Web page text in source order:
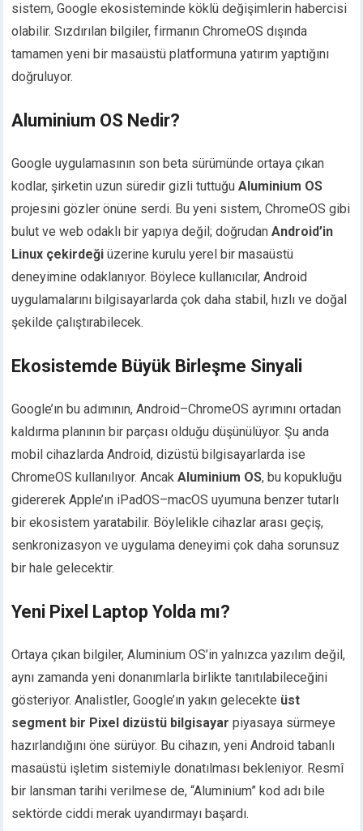
sistem, Google ekosisteminde köklü değişimlerin habercisi
olabilir. Sızdırılan bilgiler, firmanın ChromeOS dışında
tamamen yeni bir masaüstü platformuna yatırım yaptığını
doğruluyor.
Aluminium OS Nedir?
Google uygulamasının son beta sürümünde ortaya çıkan
kodlar, şirketin uzun süredir gizli tuttuğuAluminium OS
projesini gözler önüne serdi. Bu yeni sistem, ChromeOS gibi
bulut ve web odaklı bir yapıya değil; doğrudanAndroid’in
Linux çekirdeği üzerine kurulu yerel bir masaüstü
deneyimine odaklanıyor. Böylece kullanıcılar, Android
uygulamalarını bilgisayarlarda çok daha stabil, hızlı ve doğal
şekilde çalıştırabilecek.
Ekosistemde Büyük Birleşme Sinyali
Google’ın bu adımının, Android–ChromeOS ayrımını ortadan
kaldırma planının bir parçası olduğu düşünülüyor. Şu anda
mobil cihazlarda Android, dizüstü bilgisayarlarda ise
ChromeOS kullanılıyor. AncakAluminium OS, bu kopukluğu
gidererek Apple’ın iPadOS–macOS uyumuna benzer tutarlı
bir ekosistem yaratabilir. Böylelikle cihazlar arası geçiş,
senkronizasyon ve uygulama deneyimi çok daha sorunsuz
bir hale gelecektir.
Yeni Pixel Laptop Yolda mı?
Ortaya çıkan bilgiler, Aluminium OS’in yalnızca yazılım değil,
aynı zamanda yeni donanımlarla birlikte tanıtılabileceğini
gösteriyor. Analistler, Google’ın yakın gelecekte üst
segment bir Pixel dizüstü bilgisayar piyasaya sürmeye
hazırlandığını öne sürüyor. Bu cihazın, yeni Android tabanlı
masaüstü işletim sistemiyle donatılması bekleniyor. Resmî
bir lansman tarihi verilmese de, “Aluminium” kod adı bile
sektörde ciddi merak uyandırmayı başardı.